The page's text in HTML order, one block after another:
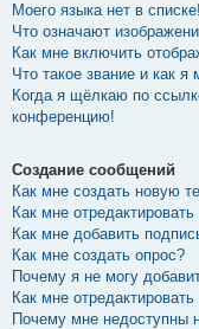
Моего языка нет в списке!
Что означают
Как мне включить
Что такое звание и как я
Когда я щёлкаю по
конференцию!
Создание сообщений
Как мне создать новую
Как мне
Как мне добавить
Как мне создать опрос?
Почему я не могу
Как мне
Почему мне недоступны